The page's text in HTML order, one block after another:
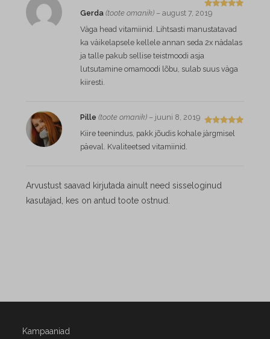
Hinnangug
a5/ 5
Gerda (toote omanik) – august 7, 2019
Väga head vitamiinid. Lihtsasti manustatavad
ka väikelapsele kellele annan seda 2x nädalas
ja talle pakub sellise teistmoodi asja
lutsutamine omamoodi lõbu, sulab suus väga
kiiresti.
Hinnangug
Pille (toote omanik) – juuni 8, 2019
Kiire teenindus, pakk jõudis kohale järgmisel
päeval. Kvaliteetsed vitamiinid.
Arvustust saavad kirjutada ainult need sisseloginud
kasutajad, kes on antud toote ostnud.
Kampaaniad